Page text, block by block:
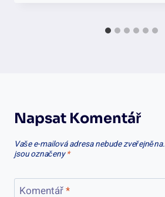
Napsat Komentář
Vaše e-mailová adresa nebude zveřejněna.
jsou označeny*
Komentář*